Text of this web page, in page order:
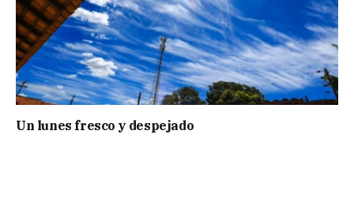
Un lunes fresco y despejado